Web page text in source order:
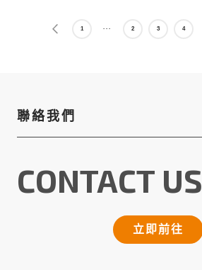
1 2 3 4
聯絡我們
CONTACT US
立即前往